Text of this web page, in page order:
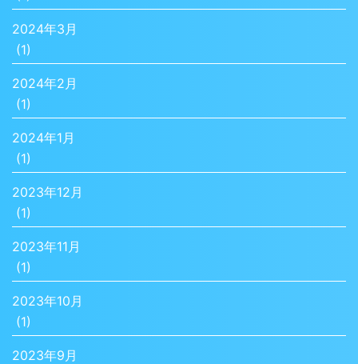
2024年3月
(1)
2024年2月
(1)
2024年1月
(1)
2023年12月
(1)
2023年11月
(1)
2023年10月
(1)
2023年9月